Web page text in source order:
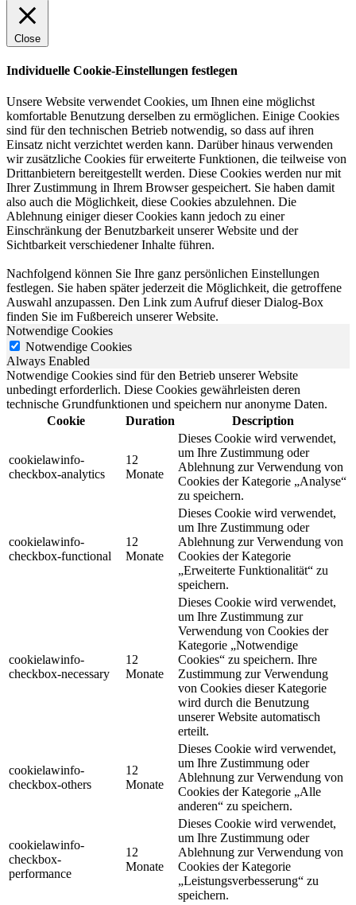
Close
Individuelle Cookie-Einstellungen festlegen
Unsere Website verwendet Cookies, um Ihnen eine möglichst
komfortable Benutzung derselben zu ermöglichen. Einige Cookies
sind für den technischen Betrieb notwendig, so dass auf ihren
Einsatz nicht verzichtet werden kann. Darüber hinaus verwenden
wir zusätzliche Cookies für erweiterte Funktionen, die teilweise von
Drittanbietern bereitgestellt werden. Diese Cookies werden nur mit
Ihrer Zustimmung in Ihrem Browser gespeichert. Sie haben damit
also auch die Möglichkeit, diese Cookies abzulehnen. Die
Ablehnung einiger dieser Cookies kann jedoch zu einer
Einschränkung der Benutzbarkeit unserer Website und der
Sichtbarkeit verschiedener Inhalte führen.
Nachfolgend können Sie Ihre ganz persönlichen Einstellungen
festlegen. Sie haben später jederzeit die Möglichkeit, die getroffene
Auswahl anzupassen. Den Link zum Aufruf dieser Dialog-Box
finden Sie im Fußbereich unserer Website.
Notwendige Cookies
Notwendige Cookies
Always Enabled
Notwendige Cookies sind für den Betrieb unserer Website
unbedingt erforderlich. Diese Cookies gewährleisten deren
technische Grundfunktionen und speichern nur anonyme Daten.
Cookie
Duration Description
cookielawinfo-
checkbox-analytics
12
Monate
Dieses Cookie wird verwendet,
um Ihre Zustimmung oder
Ablehnung zur Verwendung von
Cookies der Kategorie „Analyse“
zu speichern.
cookielawinfo-
checkbox-functional
12
Monate
Dieses Cookie wird verwendet,
um Ihre Zustimmung oder
Ablehnung zur Verwendung von
Cookies der Kategorie
„Erweiterte Funktionalität“ zu
speichern.
cookielawinfo-
checkbox-necessary
12
Monate
Dieses Cookie wird verwendet,
um Ihre Zustimmung zur
Verwendung von Cookies der
Kategorie „Notwendige
Cookies“ zu speichern. Ihre
Zustimmung zur Verwendung
von Cookies dieser Kategorie
wird durch die Benutzung
unserer Website automatisch
erteilt.
cookielawinfo-
checkbox-others
12
Monate
Dieses Cookie wird verwendet,
um Ihre Zustimmung oder
Ablehnung zur Verwendung von
Cookies der Kategorie „Alle
anderen“ zu speichern.
cookielawinfo-
checkbox-
performance
12
Monate
Dieses Cookie wird verwendet,
um Ihre Zustimmung oder
Ablehnung zur Verwendung von
Cookies der Kategorie
„Leistungsverbesserung“ zu
speichern.